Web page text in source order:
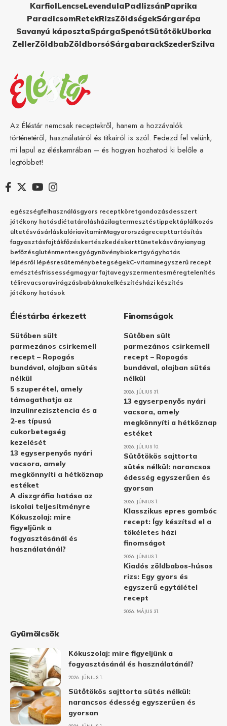
KarfiolLencseLevendulaPadlizsánPaprika
ParadicsomRetekRizsZöldségekSárgarépa
Savanyú káposztaSpárgaSpenótSütőtökUborka
ZellerZöldbabZöldborsóSárgabarackSzederSzilva
Az Éléstár nemcsak receptekről, hanem a hozzávalók
történetéről, használatáról és titkairól is szól. Fedezd fel velünk,
mi lapul az éléskamrában – és hogyan hozhatod ki belőle a
legtöbbet!
egészségfelhasználásgyors receptköretgondozásdesszert
jótékony hatásdiétatárolásházilagtermesztéstippektáplálkozás
ültetésvásárláskalóriavitaminMagyarországrecepttartósítás
fagyasztásfajtákfőzéskertészkedéskerttünetekásványianyag
befőzésgluténmentesgyógynövénybiokertgyógyhatás
lépésről lépésresüteménybetegségekC-vitaminegyszerű recept
emésztésfrissességmagyar fajtavegyszermentesméregtelenítés
télirevacsoravirágzásbabáknakelkészítésházi készítés
jótékony hatások
Éléstárba érkezett
Sütőben sült
parmezános csirkemell
recept – Ropogós
bundával, olajban sütés
nélkül
5 szuperétel, amely
támogathatja az
inzulinrezisztencia és a
2-es típusú
cukorbetegség
kezelését
13 egyserpenyős nyári
vacsora, amely
megkönnyíti a hétköznap
estéket
A diszgráfia hatása az
iskolai teljesítményre
Kókuszolaj: mire
figyeljünk a
fogyasztásánál és
használatánál?
Finomságok
Sütőben sült
parmezános csirkemell
recept – Ropogós
bundával, olajban sütés
nélkül
2026. JÚLIUS 31.
13 egyserpenyős nyári
vacsora, amely
megkönnyíti a hétköznap
estéket
2026. JÚLIUS 10.
Sütőtökös sajttorta
sütés nélkül: narancsos
édesség egyszerűen és
gyorsan
2026. JÚNIUS 1.
Klasszikus epres gombóc
recept: Így készítsd el a
tökéletes házi
finomságot
2026. JÚNIUS 1.
Kiadós zöldbabos-húsos
rizs: Egy gyors és
egyszerű egytálétel
recept
2026. MÁJUS 31.
Gyümölcsök
Kókuszolaj: mire figyeljünk a
fogyasztásánál és használatánál?
2026. JÚNIUS 1.
Sütőtökös sajttorta sütés nélkül:
narancsos édesség egyszerűen és
gyorsan